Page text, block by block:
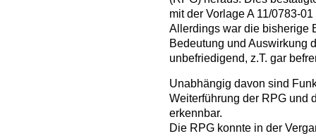
mit der Vorlage A 11/0783-
Allerdings war die bisherige
Bedeutung und Auswirkung
unbefriedigend, z.T. gar
Unabhängig davon sind
Weiterführung der RPG und
erkennbar.
Die RPG konnte in der